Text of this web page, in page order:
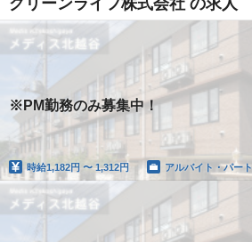
グリーンライフ株式会社 の求人
※PM勤務のみ募集中！
時給1,182円 〜 1,312円 アルバイト・パート